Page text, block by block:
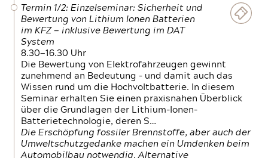
Termin 1/2: Einzelseminar: Sicherheit und
Bewertung von Lithium Ionen Batterien
im KFZ — inklusive Bewertung im DAT
System
8.30—16.30 Uhr
Die Bewertung von Elektrofahrzeugen gewinnt
zunehmend an Bedeutung – und damit auch das
Wissen rund um die Hochvoltbatterie. In diesem
Seminar erhalten Sie einen praxisnahen Überblick
über die Grundlagen der Lithium-Ionen-
Batterietechnologie, deren S…
Die Erschöpfung fossiler Brennstoffe, aber auch der
Umweltschutzgedanke machen ein Umdenken beim
Automobilbau notwendig. Alternative